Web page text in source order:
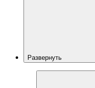
Развернуть